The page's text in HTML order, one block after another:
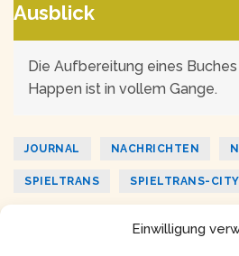
Einwilligung
Ausblick
Die Aufbereitung eines
Happen ist in vollem Gange.
JOURNAL NACHRICHTEN
SPIELTRANS SPIELTRANS-CITY